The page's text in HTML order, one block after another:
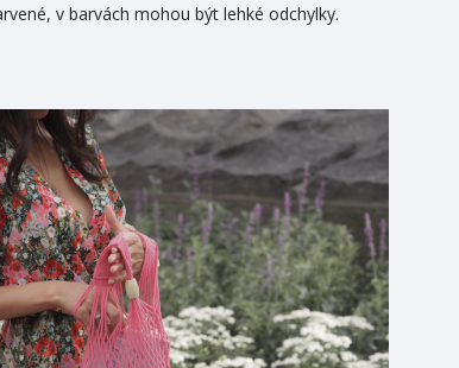
v barvách mohou být lehké odchylky.